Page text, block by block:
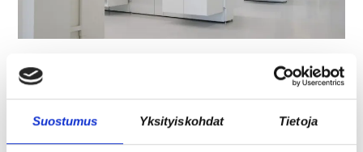
Suostumus Yksityiskohdat Tietoja
REKRY: TILA- JA
LABORATORIOKOORDINAATTORI (OSA-